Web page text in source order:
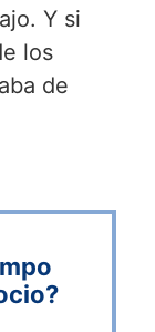
Y si
los
de